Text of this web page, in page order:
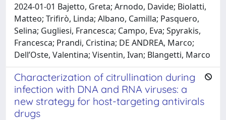
2024-01-01 Bajetto, Greta; Arnodo, Davide; Biolatti,
Matteo; Trifirò, Linda; Albano, Camilla; Pasquero,
Selina; Gugliesi, Francesca; Campo, Eva; Spyrakis,
Francesca; Prandi, Cristina; DE ANDREA, Marco;
Dell’Oste, Valentina; Visentin, Ivan; Blangetti, Marco
Characterization of citrullination during
infection with DNA and RNA viruses: a
new strategy for host-targeting antivirals
drugs